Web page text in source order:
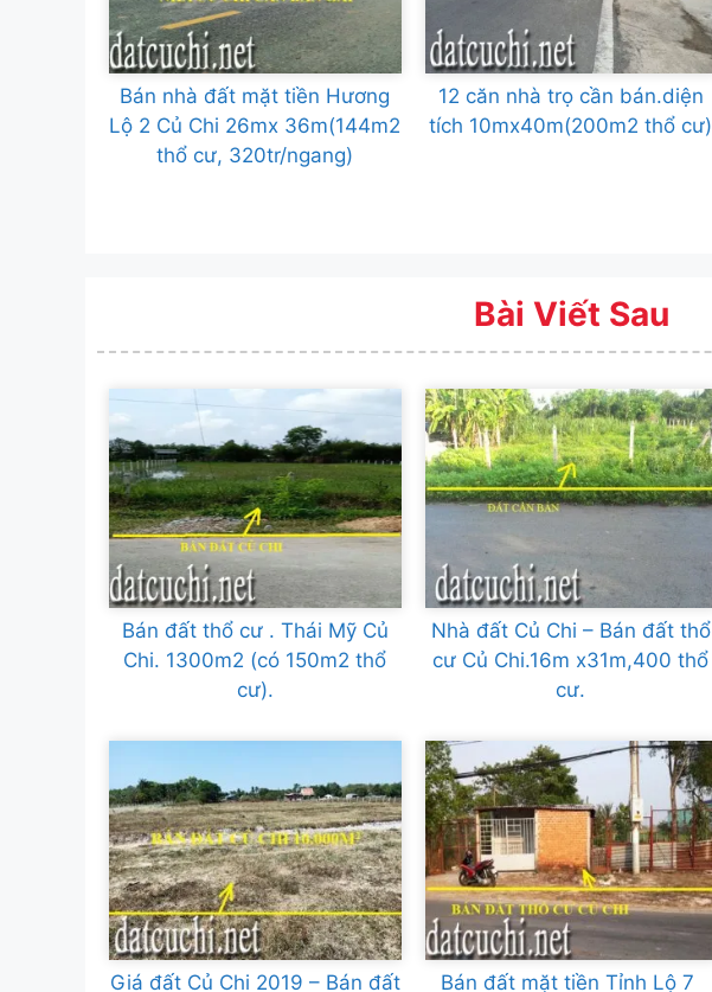
Bán nhà đất mặt tiền Hương
Lộ 2 Củ Chi 26mx 36m(144m2
thổ cư, 320tr/ngang)
12 căn nhà trọ cần bán.diện
tích 10mx40m(200m2 thổ cư)
Bài Viết Sau
Bán đất thổ cư . Thái Mỹ Củ
Chi. 1300m2 (có 150m2 thổ
cư).
Nhà đất Củ Chi – Bán đất thổ
cư Củ Chi.16m x31m,400 thổ
cư.
Giá đất Củ Chi 2019 – Bán đất Bán đất mặt tiền Tỉnh Lộ 7